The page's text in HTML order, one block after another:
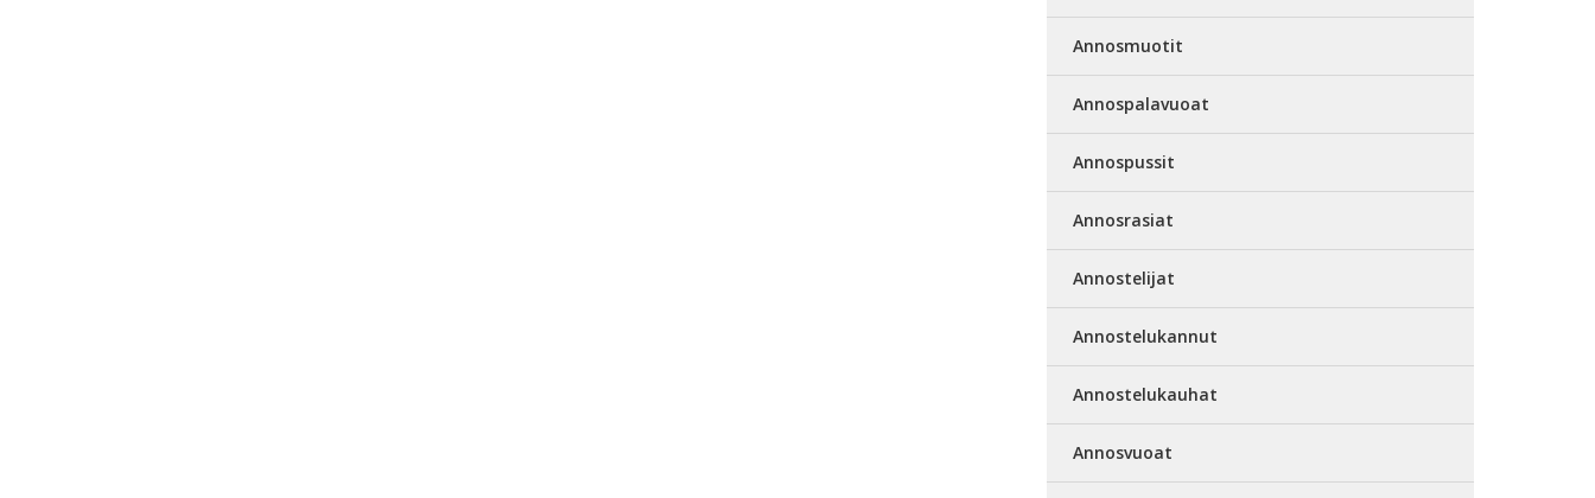
Annosmuotit
Annospalavuoat
Annospussit
Annosrasiat
Annostelijat
Annostelukannut
Annostelukauhat
Annosvuoat